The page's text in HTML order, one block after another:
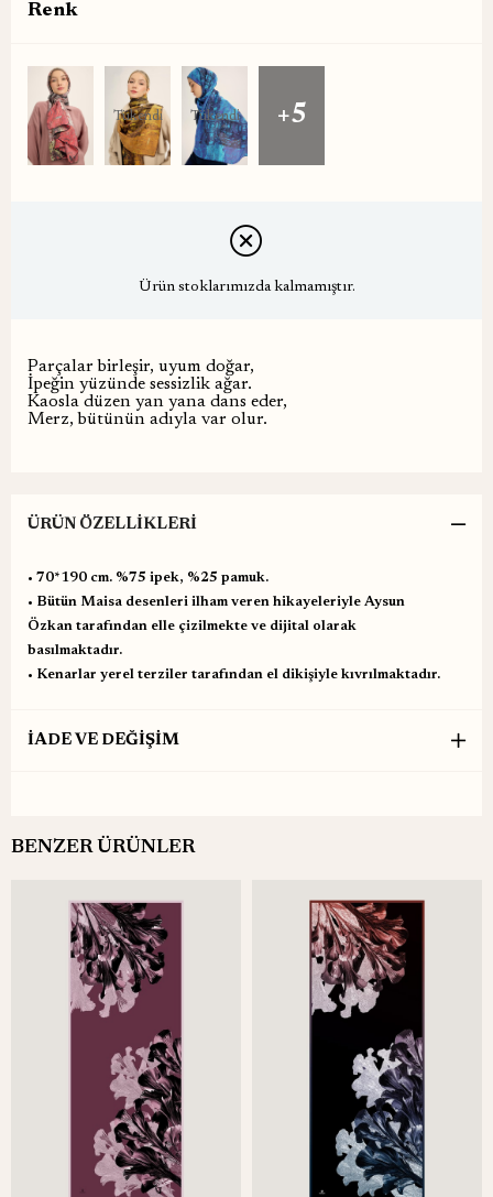
Renk
Tükendi Tükendi +5
Ürün stoklarımızda kalmamıştır.
Parçalar birleşir, uyum doğar,
İpeğin yüzünde sessizlik ağar.
Kaosla düzen yan yana dans eder,
Merz, bütünün adıyla var olur.
ÜRÜN ÖZELLIKLERI
•⁠ ⁠70*190 cm. %75 ipek, %25 pamuk.
•⁠ ⁠Bütün Maisa desenleri ilham veren hikayeleriyle Aysun
Özkan tarafından elle çizilmekte ve dijital olarak
basılmaktadır.
•⁠ ⁠Kenarlar yerel terziler tarafından el dikişiyle kıvrılmaktadır.
İADE VE DEĞİŞİM
BENZER ÜRÜNLER